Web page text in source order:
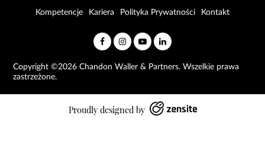
Copyright ©2026 Chandon Waller & Partners. Wszelkie prawa
zastrzeżone.
Kompetencje Kariera Polityka Prywatności Kontakt
Proudly designed by